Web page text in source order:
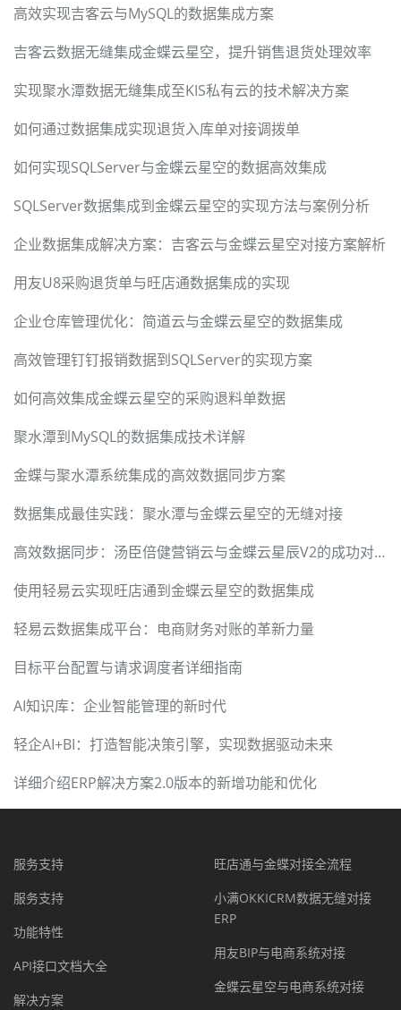
高效实现吉客云与MySQL的数据集成方案
吉客云数据无缝集成金蝶云星空，提升销售退货处理效率
实现聚水潭数据无缝集成至KIS私有云的技术解决方案
如何通过数据集成实现退货入库单对接调拨单
如何实现SQLServer与金蝶云星空的数据高效集成
SQLServer数据集成到金蝶云星空的实现方法与案例分析
企业数据集成解决方案：吉客云与金蝶云星空对接方案解析
用友U8采购退货单与旺店通数据集成的实现
企业仓库管理优化：简道云与金蝶云星空的数据集成
高效管理钉钉报销数据到SQLServer的实现方案
如何高效集成金蝶云星空的采购退料单数据
聚水潭到MySQL的数据集成技术详解
金蝶与聚水潭系统集成的高效数据同步方案
数据集成最佳实践：聚水潭与金蝶云星空的无缝对接
高效数据同步：汤臣倍健营销云与金蝶云星辰V2的成功对接
使用轻易云实现旺店通到金蝶云星空的数据集成
轻易云数据集成平台：电商财务对账的革新力量
目标平台配置与请求调度者详细指南
AI知识库：企业智能管理的新时代
轻企AI+BI：打造智能决策引擎，实现数据驱动未来
详细介绍ERP解决方案2.0版本的新增功能和优化
服务支持
服务支持
功能特性
API接口文档大全
解决方案
旺店通与金蝶对接全流程
小满OKKICRM数据无缝对接
ERP
用友BIP与电商系统对接
金蝶云星空与电商系统对接